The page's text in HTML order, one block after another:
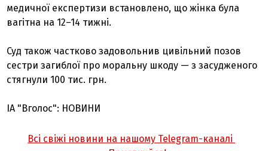
медичної експертизи встановлено, що жінка була
вагітна на 12–14 тижні.
Суд також частково задовольнив цивільний позов
сестри загиблої про моральну шкоду — з засудженого
стягнули 100 тис. грн.
ІА "Вголос": НОВИНИ
Всі свіжі новини на нашому Telegram-каналі